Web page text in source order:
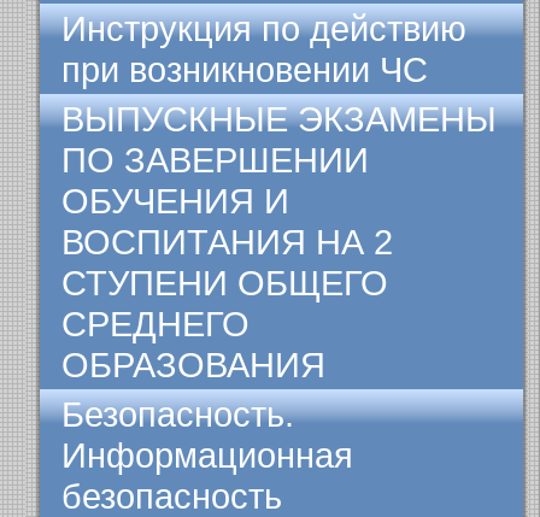
Инструкция по действию
при возникновении ЧС
ВЫПУСКНЫЕ ЭКЗАМЕНЫ
ПО ЗАВЕРШЕНИИ
ОБУЧЕНИЯ И
ВОСПИТАНИЯ НА 2
СТУПЕНИ ОБЩЕГО
СРЕДНЕГО
ОБРАЗОВАНИЯ
Безопасность.
Информационная
безопасность